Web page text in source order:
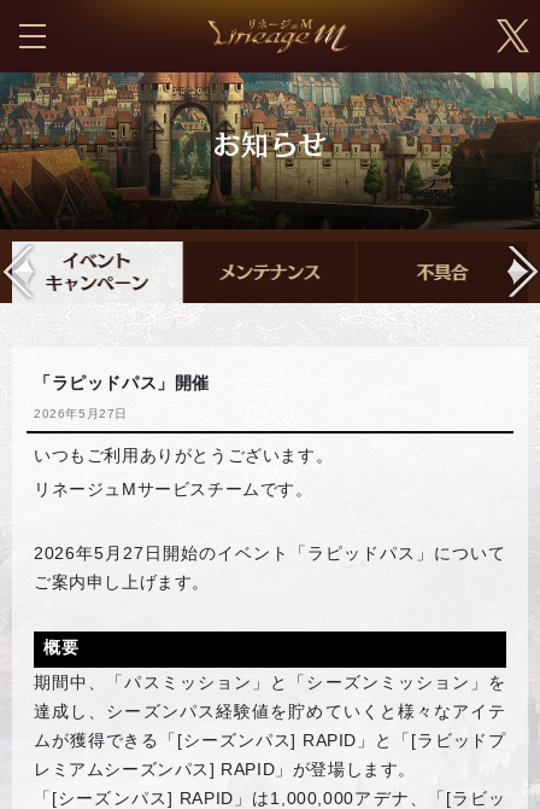
「ラピッドパス」開催
2026年5月27日
いつもご利用ありがとうございます。
リネージュMサービスチームです。
2026年5月27日開始のイベント「ラピッドパス」について
ご案内申し上げます。
概要
期間中、「パスミッション」と「シーズンミッション」を
達成し、シーズンパス経験値を貯めていくと様々なアイテ
ムが獲得できる「[シーズンパス] RAPID」と「[ラビッドプ
レミアムシーズンパス] RAPID」が登場します。
「[シーズンパス] RAPID」は1,000,000アデナ、「[ラビッ